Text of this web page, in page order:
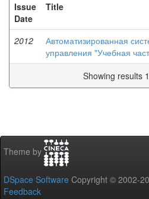
Issue
Date
Title
2012
Автоматизированная
управления "Учебная
Showing results
Theme by
DSpace Software Copyright © 2002-
Feedback